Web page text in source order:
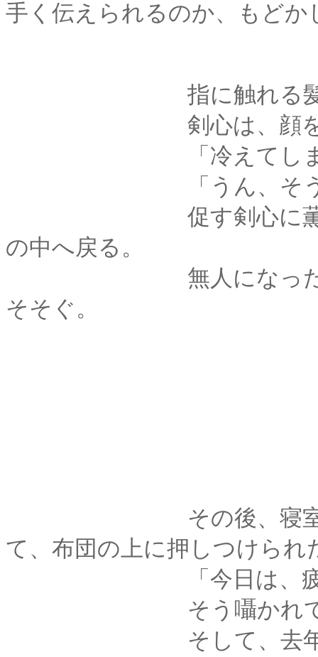
手く伝えられるのか、もどか
指に触れる髪が、
剣心は、顔を上げて
「冷えてしまったで
「うん、そう
促す剣心に薫は微笑
の中へ戻る。
無人になった縁側に
そそぐ。
その後、寝室にて薫
て、布団の上に押しつけられ
「今日は、疲れさ
そう囁かれて薫は
そして、去年は剣心